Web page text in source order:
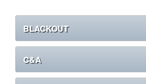
BLACKOUT
C&A